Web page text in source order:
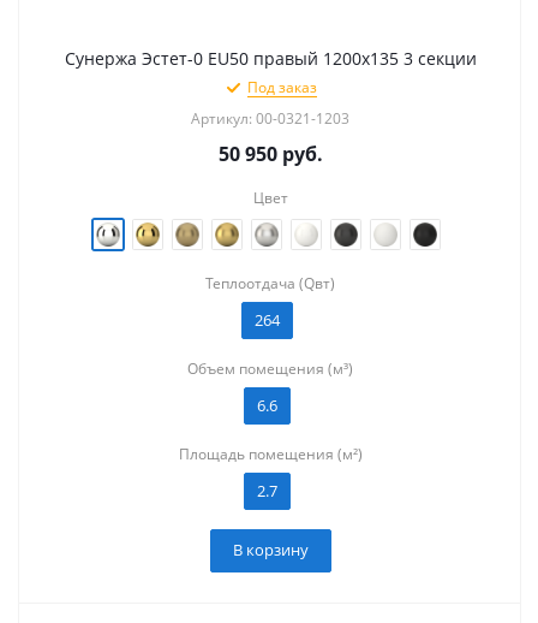
Сунержа Эстет-0 EU50 правый 1200х135 3 секции
Под заказ
Артикул: 00-0321-1203
50 950руб.
Цвет
Теплоотдача (Qвт)
264
Объем помещения (м³)
6.6
Площадь помещения (м²)
2.7
В корзину